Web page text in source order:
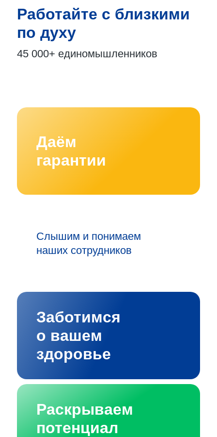
Работайте с близкими
по духу
45 000+ единомышленников
Даём
гарантии
Слышим и понимаем
наших сотрудников
Заботимся
о вашем
здоровье
Раскрываем
потенциал